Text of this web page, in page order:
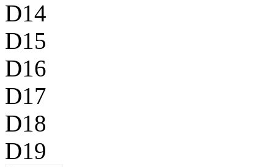
D14
D15
D16
D17
D18
D19